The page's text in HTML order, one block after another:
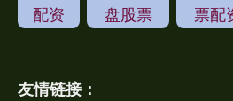
配资
盘股票
票配
友情链接：